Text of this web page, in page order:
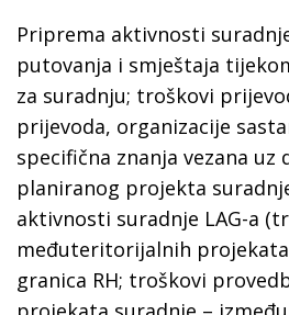
Priprema aktivnosti
putovanja i smještaja
za suradnju; troškovi
prijevoda, organizacije
specifična znanja vezana uz
planiranog projekta
aktivnosti suradnje LAG-a
međuteritorijalnih
granica RH; troškovi